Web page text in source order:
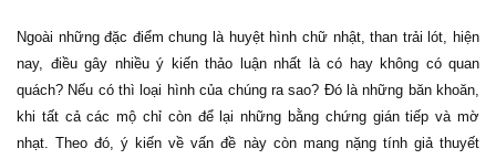
Ngoài những đặc điểm chung là huyệt hình chữ nhật, than trải lót, hiện
nay, điều gây nhiều ý kiến thảo luận nhất là có hay không có quan
quách? Nếu có thì loại hình của chúng ra sao? Đó là những băn khoăn,
khi tất cả các mộ chỉ còn để lại những bằng chứng gián tiếp và mờ
nhạt. Theo đó, ý kiến về vấn đề này còn mang nặng tính giả thuyết